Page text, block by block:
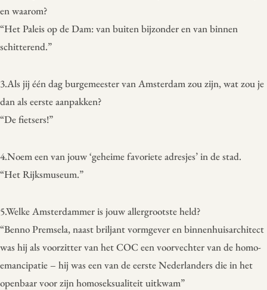
en waarom?
“Het Paleis op de Dam: van buiten bijzonder en van binnen
schitterend.”
3.Als jij één dag burgemeester van Amsterdam zou zijn, wat zou je
dan als eerste aanpakken?
“De fietsers!”
4.Noem een van jouw ‘geheime favoriete adresjes’ in de stad.
“Het Rijksmuseum.”
5.Welke Amsterdammer is jouw allergrootste held?
“Benno Premsela, naast briljant vormgever en binnenhuisarchitect
was hij als voorzitter van het COC een voorvechter van de homo-
emancipatie – hij was een van de eerste Nederlanders die in het
openbaar voor zijn homoseksualiteit uitkwam”